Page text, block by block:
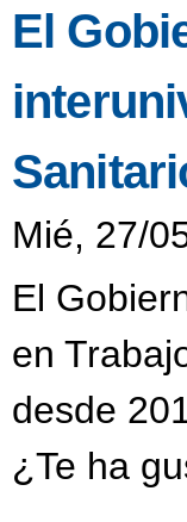
El
Mié, 27/
El
en
desde
¿Te ha